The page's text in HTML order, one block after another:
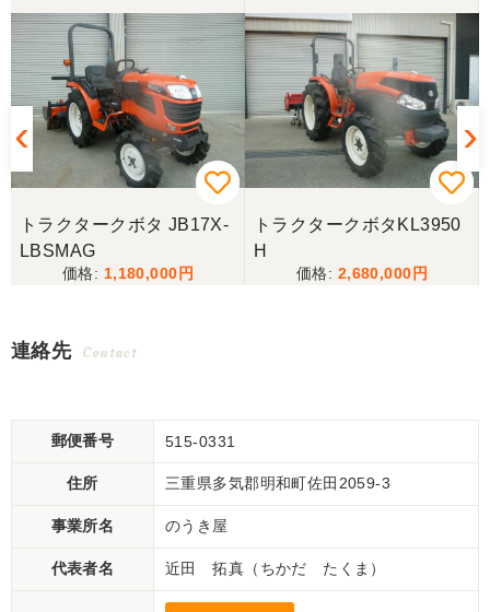
トラクタークボタ JB17X-
LBSMAG
1,180,000
トラクタークボタKL3950
H
2,680,000
連絡先 Contact
郵便番号 515-0331
住所 三重県多気郡明和町佐田2059-3
事業所名 のうき屋
代表者名 近田 拓真（ちかだ たくま）